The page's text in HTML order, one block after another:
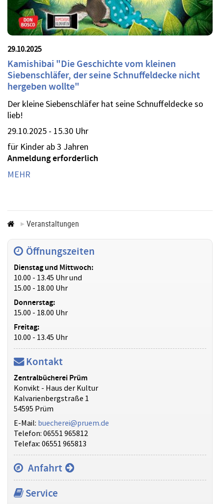
29.10.2025
Kamishibai "Die Geschichte vom kleinen
Siebenschläfer, der seine Schnuffeldecke nicht
hergeben wollte"
Der kleine Siebenschläfer hat seine Schnuffeldecke so
lieb!
29.10.2025 - 15.30 Uhr
für Kinder ab 3 Jahren
Anmeldung erforderlich
MEHR
Veranstaltungen
Öffnungszeiten
Dienstag und Mittwoch:
10.00 - 13.45 Uhr und
15.00 - 18.00 Uhr
Donnerstag:
15.00 - 18.00 Uhr
Freitag:
10.00 - 13.45 Uhr
Kontakt
Zentralbücherei Prüm
Konvikt - Haus der Kultur
Kalvarienbergstraße 1
54595 Prüm
E-Mail: buecherei@pruem.de
Telefon: 06551 965812
Telefax: 06551 965813
Anfahrt
Service